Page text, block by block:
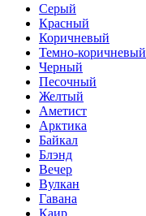
Серый
Красный
Коричневый
Темно-коричневый
Черный
Песочный
Желтый
Аметист
Арктика
Байкал
Блэнд
Вечер
Вулкан
Гавана
Каир